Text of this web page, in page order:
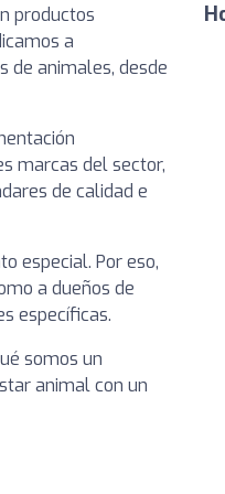
productos
a
de animales, desde
marcas del sector,
de calidad e
especial. Por eso,
a dueños de
específicas.
somos un
animal con un